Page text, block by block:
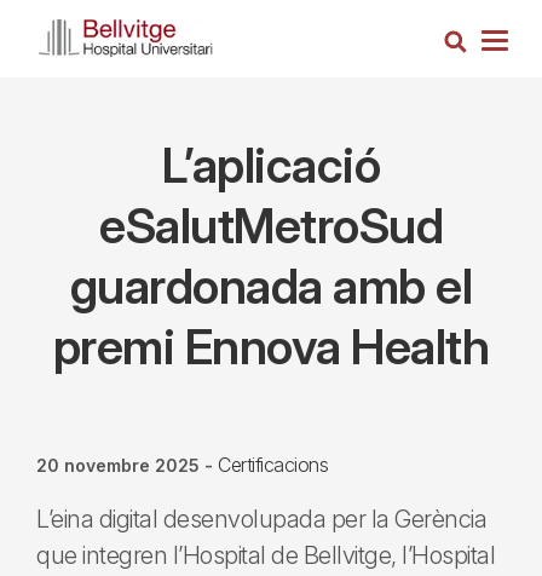
Cerca
L’aplicació
eSalutMetroSud
guardonada amb el
premi Ennova Health
20 novembre 2025 - Certificacions
L’eina digital desenvolupada per la Gerència
que integren l’Hospital de Bellvitge, l’Hospital